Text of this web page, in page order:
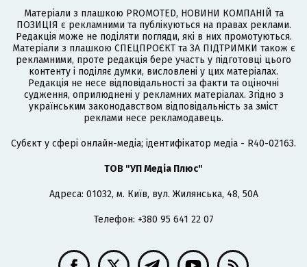
Матеріали з плашкою PROMOTED, НОВИНИ КОМПАНІЙ та
ПОЗИЦІЯ є рекламними та публікуються на правах реклами.
Редакція може не поділяти погляди, які в них промотуються.
Матеріали з плашкою СПЕЦПРОЄКТ та ЗА ПІДТРИМКИ також є
рекламними, проте редакція бере участь у підготовці цього
контенту і поділяє думки, висловлені у цих матеріалах.
Редакція не несе відповідальності за факти та оціночні
судження, оприлюднені у рекламних матеріалах. Згідно з
українським законодавством відповідальність за зміст
реклами несе рекламодавець.
Cубєкт у сфері онлайн-медіа; ідентифікатор медіа - R40-02163.
ТОВ "УП Медіа Плюс"
Адреса: 01032, м. Київ, вул. Жилянська, 48, 50А
Телефон: +380 95 641 22 07